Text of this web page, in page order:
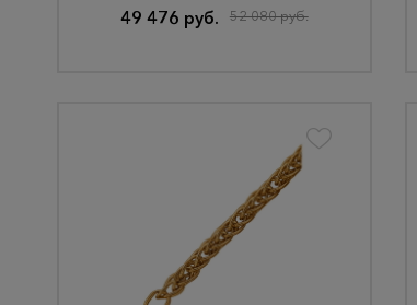
49 476 руб.
52 080 руб.